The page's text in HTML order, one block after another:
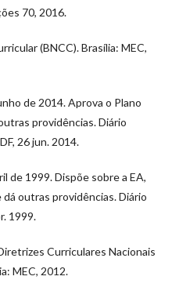
70, 2016.
(BNCC). Brasília: MEC,
de 2014. Aprova o Plano
providências. Diário
26 jun. 2014.
de 1999. Dispõe sobre a EA,
outras providências. Diário
1999.
Curriculares Nacionais
MEC, 2012.